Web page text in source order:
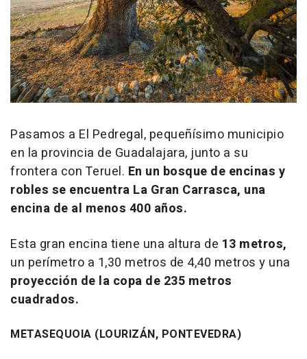
Pasamos a El Pedregal, pequeñísimo municipio
en la provincia de Guadalajara, junto a su
frontera con Teruel. En un bosque de encinas y
robles se encuentra La Gran Carrasca, una
encina de al menos 400 años.
Esta gran encina tiene una altura de 13 metros,
un perímetro a 1,30 metros de 4,40 metros y una
proyección de la copa de 235 metros
cuadrados.
METASEQUOIA (LOURIZÁN, PONTEVEDRA)